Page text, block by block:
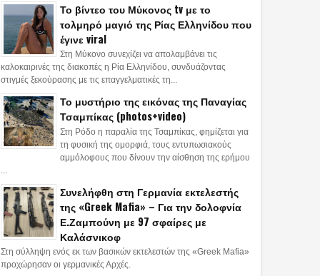
Το βίντεο του Μύκονος tv με το
τολμηρό μαγιό της Ρίας Ελληνίδου που
έγινε viral
Στη Μύκονο συνεχίζει να απολαμβάνει τις
καλοκαιρινές της διακοπές η Ρία Ελληνίδου, συνδυάζοντας
στιγμές ξεκούρασης με τις επαγγελματικές τη...
Το μυστήριο της εικόνας της Παναγίας
Τσαμπίκας (photos+video)
Στη Ρόδο η παραλία της Τσαμπίκας, φημίζεται για
τη φυσική της ομορφιά, τους εντυπωσιακούς
αμμόλοφους που δίνουν την αίσθηση της ερήμου
Συνελήφθη στη Γερμανία εκτελεστής
της «Greek Mafia» – Για την δολοφνία
Ε.Ζαμπούνη με 97 σφαίρες με
Καλάσνικοφ
Στη σύλληψη ενός εκ των βασικών εκτελεστών της «Greek Mafia»
προχώρησαν οι γερμανικές Αρχές.